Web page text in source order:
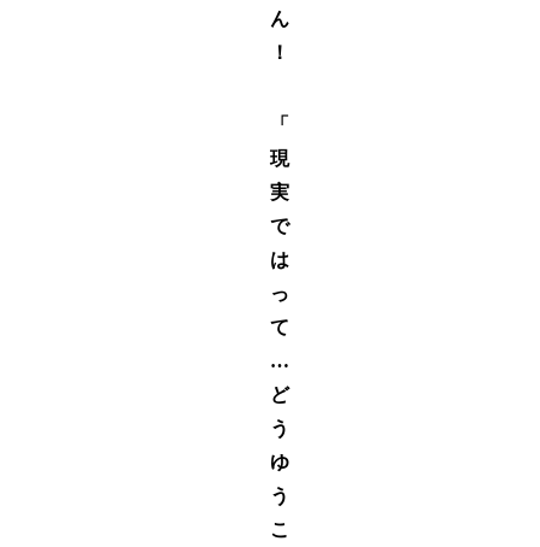
ん
！
「
現
実
で
は
っ
て
…
ど
う
ゆ
う
こ